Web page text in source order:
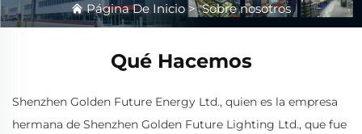
Página De Inicio >Sobre nosotros
Qué Hacemos
Shenzhen Golden Future Energy Ltd., quien es la empresa
hermana de Shenzhen Golden Future Lighting Ltd., que fue